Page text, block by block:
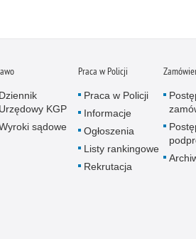
Dziennik
Urzędowy KGP
sądowe
Praca w Policji
Praca w Policji
Informacje
Ogłoszenia
Listy rankingowe
Rekrutacja